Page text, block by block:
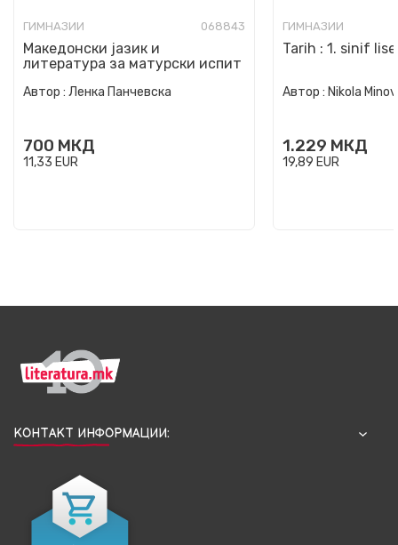
ГИМНАЗИИ 068843
Македонски јазик и
литература за матурски испит
Автор : Ленка Панчевска
700 МКД
11,33 EUR
ГИМНАЗИИ
Tarih : 1. sinif
Автор : Nikola Minov
1.229 МКД
19,89 EUR
КОНТАКТ ИНФОРМАЦИИ: